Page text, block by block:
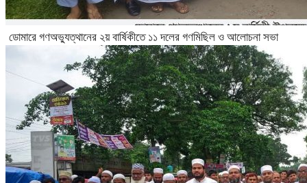
ডোমারে গণঅভ্যুত্থানের ২য় বার্ষিকীতে ১১ দলের গণমিছিল ও আলোচনা সভা